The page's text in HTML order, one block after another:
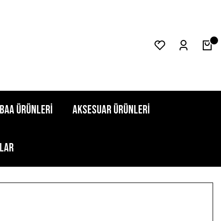
ÜRÜNLERİ AKSESUAR ÜRÜNLERİ